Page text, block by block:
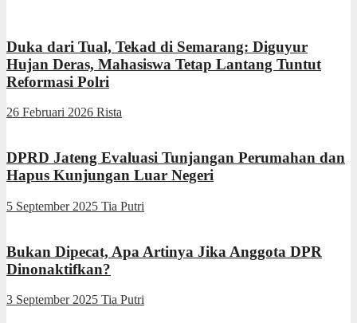
Duka dari Tual, Tekad di Semarang: Diguyur
Hujan Deras, Mahasiswa Tetap Lantang Tuntut
Reformasi Polri
26 Februari 2026 Rista
DPRD Jateng Evaluasi Tunjangan Perumahan dan
Hapus Kunjungan Luar Negeri
5 September 2025 Tia Putri
Bukan Dipecat, Apa Artinya Jika Anggota DPR
Dinonaktifkan?
3 September 2025 Tia Putri